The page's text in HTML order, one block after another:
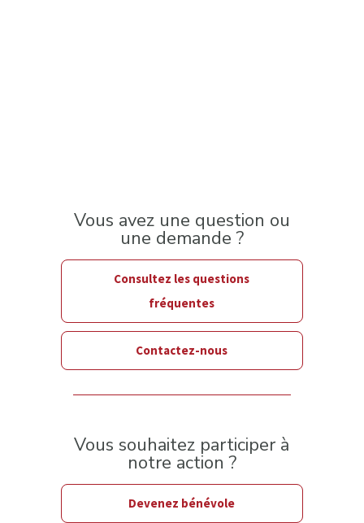
Vous avez une question ou
une demande ?
Consultez les questions
fréquentes
Contactez-nous
Vous souhaitez participer à
notre action ?
Devenez bénévole